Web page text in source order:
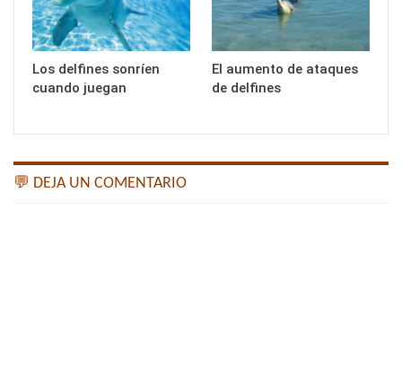
Los delfines sonríen
cuando juegan
El aumento de ataques
de delfines
💬 DEJA UN COMENTARIO